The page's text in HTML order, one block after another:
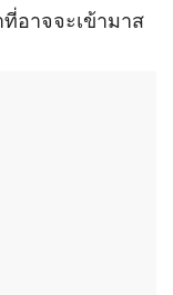
อาจจะเข้ามาส